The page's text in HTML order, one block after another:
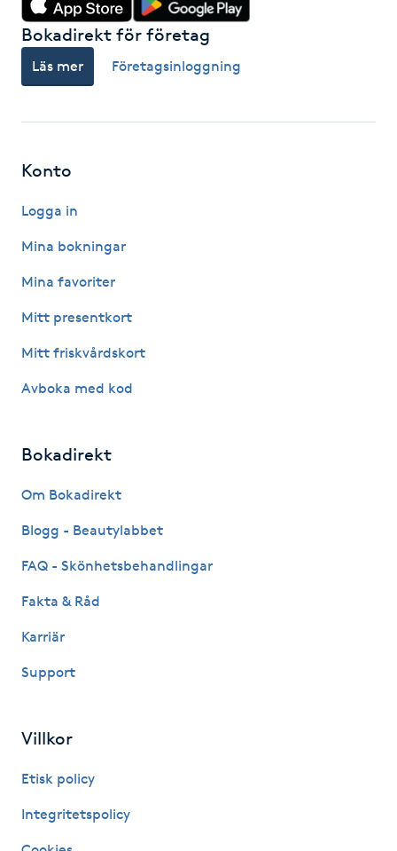
Färgning
Föning
Gellack
Gravidmassage
Gravidyoga
Gua Sha-massage
H
Hatha Yoga
Hollywood Peel
Bokadirekt för företag
Läs mer Företagsinloggning
Konto
Logga in
Mina bokningar
Mina favoriter
Mitt presentkort
Mitt friskvårdskort
Avboka med kod
Bokadirekt
Om Bokadirekt
Blogg - Beautylabbet
FAQ - Skönhetsbehandlingar
Fakta & Råd
Karriär
Support
Villkor
Etisk policy
Integritetspolicy